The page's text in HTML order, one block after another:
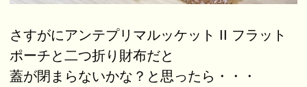
さすがにアンテプリマルッケット II フラット
ポーチと二つ折り財布だと
蓋が閉まらないかな？と思ったら・・・